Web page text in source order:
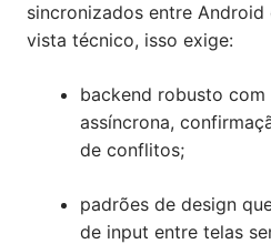
sincronizados entre
vista técnico, isso exige:
backend robusto com
assíncrona,
de conflitos;
padrões de design
de input entre telas